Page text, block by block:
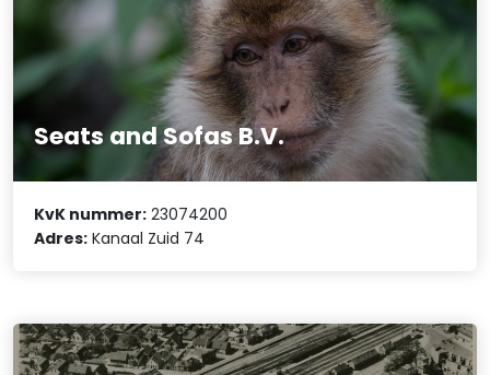
Seats and Sofas B.V.
KvK nummer: 23074200
Adres: Kanaal Zuid 74